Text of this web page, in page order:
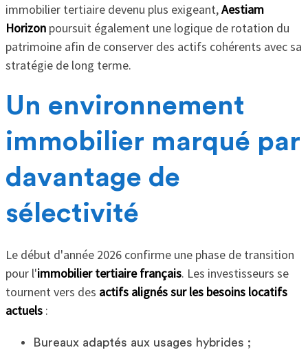
immobilier tertiaire devenu plus exigeant,Aestiam
Horizonpoursuit également une logique de rotation du
patrimoine afin de conserver des actifs cohérents avec sa
stratégie de long terme.
Un environnement
immobilier marqué par
davantage de
sélectivité
Le début d'année 2026 confirme une phase de transition
pour l'immobilier tertiaire français. Les investisseurs se
tournent vers des actifs alignés sur les besoins locatifs
actuels:
Bureaux adaptés aux usages hybrides ;